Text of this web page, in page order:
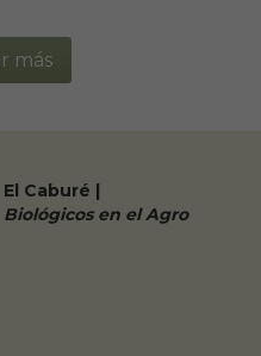
más
El Caburé |
Biológicos en el Agro